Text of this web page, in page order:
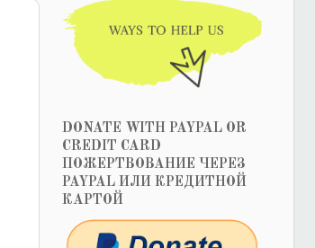
DONATE WITH PAYPAL OR
CREDIT CARD
ПОЖЕРТВОВАНИЕ ЧЕРЕЗ
PAYPAL ИЛИ КРЕДИТНОЙ
КАРТОЙ